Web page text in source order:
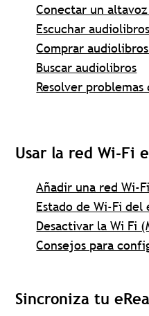
Conectar un
Escuchar audiolibros
Comprar audiolibros
Buscar audiolibros
Resolver
Usar la red Wi-Fi
Añadir una red Wi-Fi
Estado de Wi-Fi del
Desactivar la Wi Fi
Consejos para
Sincroniza tu